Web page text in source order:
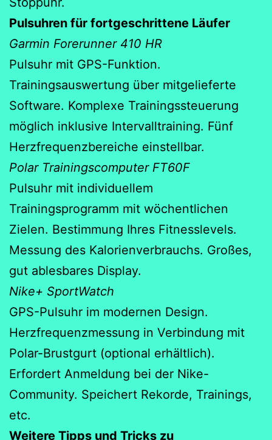
Pulsuhren für fortgeschrittene Läufer
Garmin Forerunner 410 HR
Pulsuhr mit GPS-Funktion.
Trainingsauswertung über mitgelieferte
Software. Komplexe Trainingssteuerung
möglich inklusive Intervalltraining. Fünf
Herzfrequenzbereiche einstellbar.
Polar Trainingscomputer FT60F
Pulsuhr mit individuellem
Trainingsprogramm mit wöchentlichen
Zielen. Bestimmung Ihres Fitnesslevels.
Messung des Kalorienverbrauchs. Großes,
gut ablesbares Display.
Nike+ SportWatch
GPS-Pulsuhr im modernen Design.
Herzfrequenzmessung in Verbindung mit
Polar-Brustgurt (optional erhältlich).
Erfordert Anmeldung bei der Nike-
Community. Speichert Rekorde, Trainings,
etc.
Weitere Tipps und Tricks zu